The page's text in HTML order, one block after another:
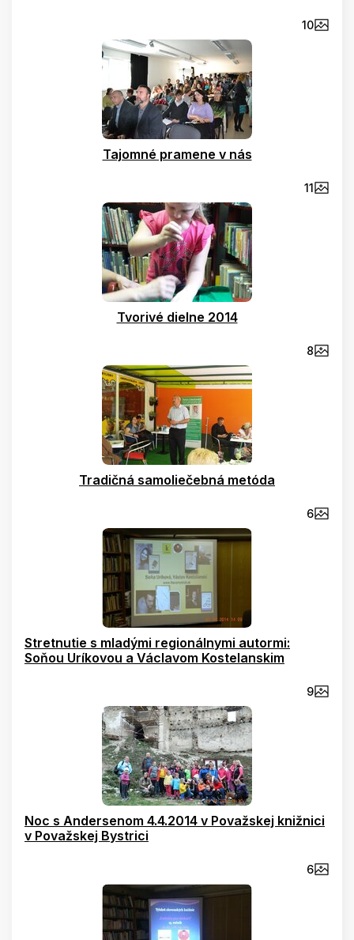
10
Tajomné pramene v nás
11
Tvorivé dielne 2014
8
Tradičná samoliečebná metóda
6
Stretnutie s mladými regionálnymi autormi:
Soňou Uríkovou a Václavom Kostelanskim
9
Noc s Andersenom 4.4.2014 v Považskej knižnici
v Považskej Bystrici
6